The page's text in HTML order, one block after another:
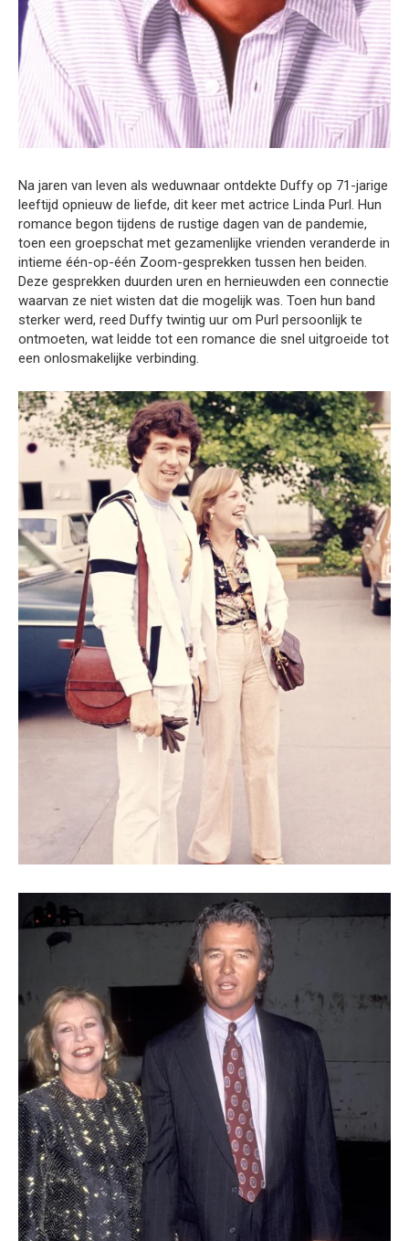
Na jaren van leven als weduwnaar ontdekte Duffy op 71-jarige
leeftijd opnieuw de liefde, dit keer met actrice Linda Purl. Hun
romance begon tijdens de rustige dagen van de pandemie,
toen een groepschat met gezamenlijke vrienden veranderde in
intieme één-op-één Zoom-gesprekken tussen hen beiden.
Deze gesprekken duurden uren en hernieuwden een connectie
waarvan ze niet wisten dat die mogelijk was. Toen hun band
sterker werd, reed Duffy twintig uur om Purl persoonlijk te
ontmoeten, wat leidde tot een romance die snel uitgroeide tot
een onlosmakelijke verbinding.